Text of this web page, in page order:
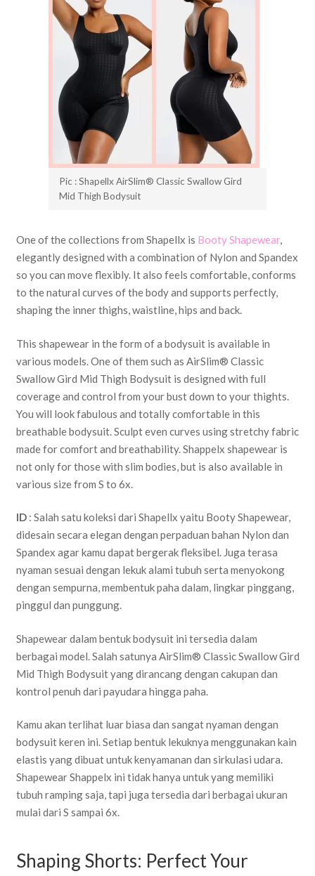
Pic : Shapellx AirSlim® Classic Swallow Gird
Mid Thigh Bodysuit
One of the collections from Shapellx is Booty Shapewear,
elegantly designed with a combination of Nylon and Spandex
so you can move flexibly. It also feels comfortable, conforms
to the natural curves of the body and supports perfectly,
shaping the inner thighs, waistline, hips and back.
This shapewear in the form of a bodysuit is available in
various models. One of them such as AirSlim® Classic
Swallow Gird Mid Thigh Bodysuit is designed with full
coverageand control from your bust down to your thights.
You will look fabulous and totally comfortable in this
breathable bodysuit. Sculpt even curves using stretchy fabric
made for comfort and breathability. Shappelx shapewear is
not only for those with slim bodies, but is also available in
various size from S to 6x.
ID: Salah satu koleksi dari Shapellx yaitu Booty Shapewear,
didesain secara elegan dengan perpaduan bahan Nylon dan
Spandex agar kamu dapat bergerak fleksibel. Juga terasa
nyaman sesuai dengan lekuk alami tubuh serta menyokong
dengan sempurna, membentuk paha dalam, lingkar pinggang,
pinggul dan punggung.
Shapewear dalam bentuk bodysuit ini tersedia dalam
berbagai model. Salah satunya AirSlim® Classic Swallow Gird
Mid Thigh Bodysuit yang dirancang dengan cakupan dan
kontrol penuh dari payudara hingga paha.
Kamu akan terlihat luar biasa dan sangat nyaman dengan
bodysuit keren ini. Setiap bentuk lekuknya menggunakan kain
elastis yang dibuat untuk kenyamanan dan sirkulasi udara.
Shapewear Shappelx ini tidak hanya untuk yang memiliki
tubuh ramping saja, tapi juga tersedia dari berbagai ukuran
mulai dari S sampai 6x.
Shaping Shorts: Perfect Your